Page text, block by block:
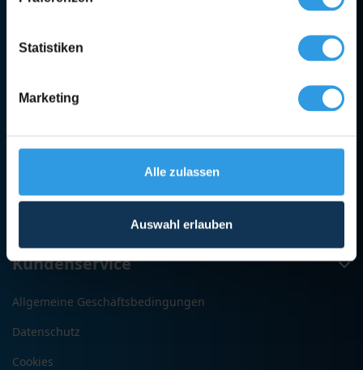
Statistiken
Marketing
Alle zulassen
Auswahl erlauben
Carbolineum & Teer
Teer
Kundenservice
Allgemeine Geschäftsbedingungen
Datenschutz
Cookies